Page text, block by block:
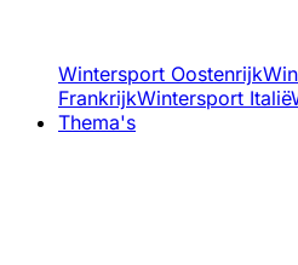
Wintersport Oostenrijk
FrankrijkWintersport Italië
Thema's